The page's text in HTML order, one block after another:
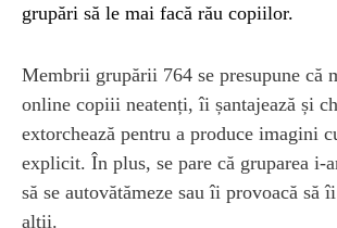
grupări să le mai facă rău copiilor.
Membrii grupării 764 se presupune că
online copiii neatenți, îi șantajează și
extorchează pentru a produce imagini
explicit. În plus, se pare că gruparea i-
să se autovătămeze sau îi provoacă să
alții.